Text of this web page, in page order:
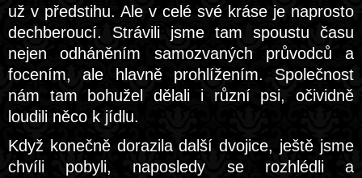
už v předstihu. Ale v celé své kráse je naprosto
dechberoucí. Strávili jsme tam spoustu času
nejen odháněním samozvaných průvodců a
focením, ale hlavně prohlížením. Společnost
nám tam bohužel dělali i různí psi, očividně
loudili něco k jídlu.
Když konečně dorazila další dvojice, ještě jsme
chvíli pobyli, naposledy se rozhlédli a